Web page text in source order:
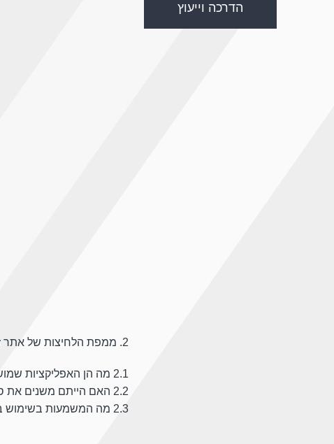
הדרכה וייעוץ
2. ממפת הלחיצות של אתר זה:
2.1 מה הן האפליקציות שמושכות הכי הרבה אינטרקציה מהגולשים בעמוד?
2.2 האם הייתם משנים את סדר האפליקציות בעמוד בעקבות מידע זה?
2.3 מה המשמעות בשימוש ב<כפתורים> באתרי אינטרנט ואפליקציות בעינכם?